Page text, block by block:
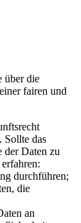
über die
fairen und
Sollte das
der Daten zu
durchführen;
die
an